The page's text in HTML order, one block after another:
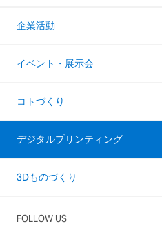
企業活動
イベント・展示会
コトづくり
デジタルプリンティング
3Dものづくり
FOLLOW US